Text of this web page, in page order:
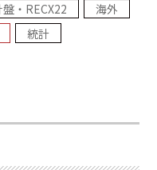
盤・RECX22
海外
統計